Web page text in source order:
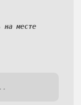
на месте